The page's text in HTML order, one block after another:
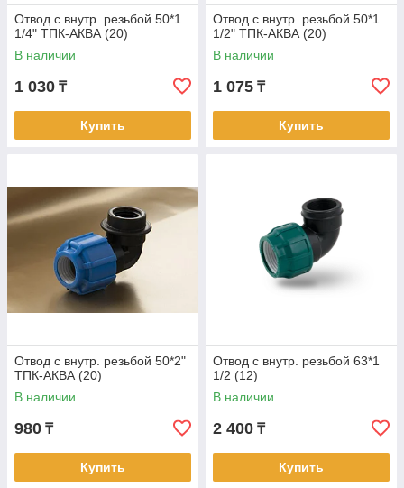
Отвод с внутр. резьбой 50*1
1/4" ТПК-АКВА (20)
В наличии
1 030 ₸
Купить
Отвод с внутр. резьбой 50*1
1/2" ТПК-АКВА (20)
В наличии
1 075 ₸
Купить
Отвод с внутр. резьбой 50*2"
ТПК-АКВА (20)
В наличии
980 ₸
Купить
Отвод с внутр. резьбой 63*1
1/2 (12)
В наличии
2 400 ₸
Купить